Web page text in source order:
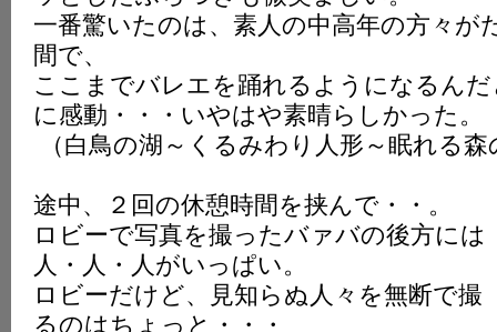
一番驚いたのは、素人の中高年の方々が
間で、
ここまでバレエを踊れるようになるん
に感動・・・いやはや素晴らしかった。
（白鳥の湖～くるみわり人形～眠れる森
途中、２回の休憩時間を挟んで・・。
ロビーで写真を撮ったバァバの後方には
人・人・人がいっぱい。
ロビーだけど、見知らぬ人々を無断で撮
るのはちょっと・・・